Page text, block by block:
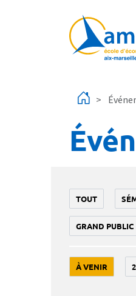
TOUT
GRAND PUBLIC
À VENIR